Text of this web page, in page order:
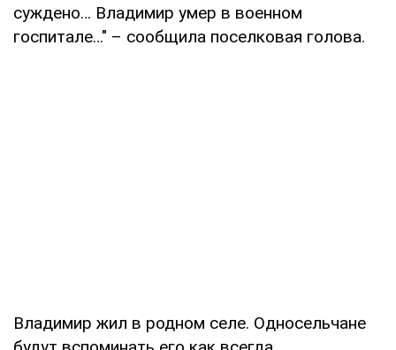
суждено… Владимир умер в военном
госпитале…" – сообщила поселковая голова.
Владимир жил в родном селе. Односельчане